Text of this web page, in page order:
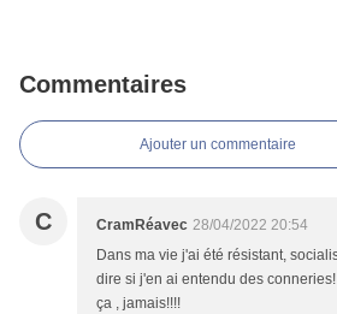
Commentaires
Ajouter un commentaire
C CramRéavec 28/04/2022 20:54
Dans ma vie j'ai été résistant,
dire si j'en ai entendu des
ça , jamais!!!!